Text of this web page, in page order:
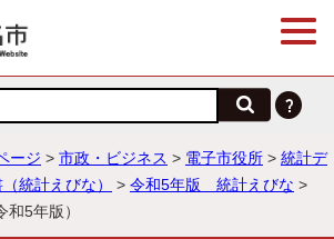
ージ > 市政・ビジネス > 電子市役所 > 統計デ
統計えびな） > 令和5年版 統計えびな >
5年版）